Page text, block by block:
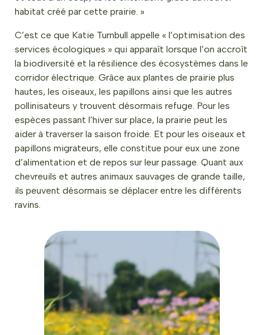
habitat créé par cette prairie. »
C’est ce que Katie Turnbull appelle « l’optimisation des
services écologiques » qui apparaît lorsque l’on accroît
la biodiversité et la résilience des écosystèmes dans le
corridor électrique. Grâce aux plantes de prairie plus
hautes, les oiseaux, les papillons ainsi que les autres
pollinisateurs y trouvent désormais refuge. Pour les
espèces passant l’hiver sur place, la prairie peut les
aider à traverser la saison froide. Et pour les oiseaux et
papillons migrateurs, elle constitue pour eux une zone
d’alimentation et de repos sur leur passage. Quant aux
chevreuils et autres animaux sauvages de grande taille,
ils peuvent désormais se déplacer entre les différents
ravins.